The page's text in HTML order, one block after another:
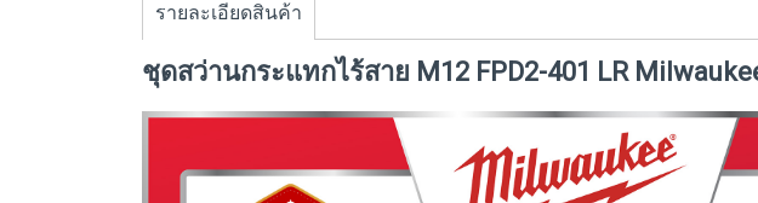
รายละเอียดสินค้า
ชุดสว่านกระแทกไร้สาย M12 FPD2-401 LR